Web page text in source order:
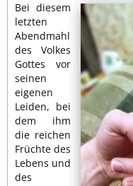
Bei diesem
letzten
Abendmahl
des Volkes
Gottes vor
seinen
eigenen
Leiden, bei
dem ihm
die reichen
Früchte des
Lebens und
des